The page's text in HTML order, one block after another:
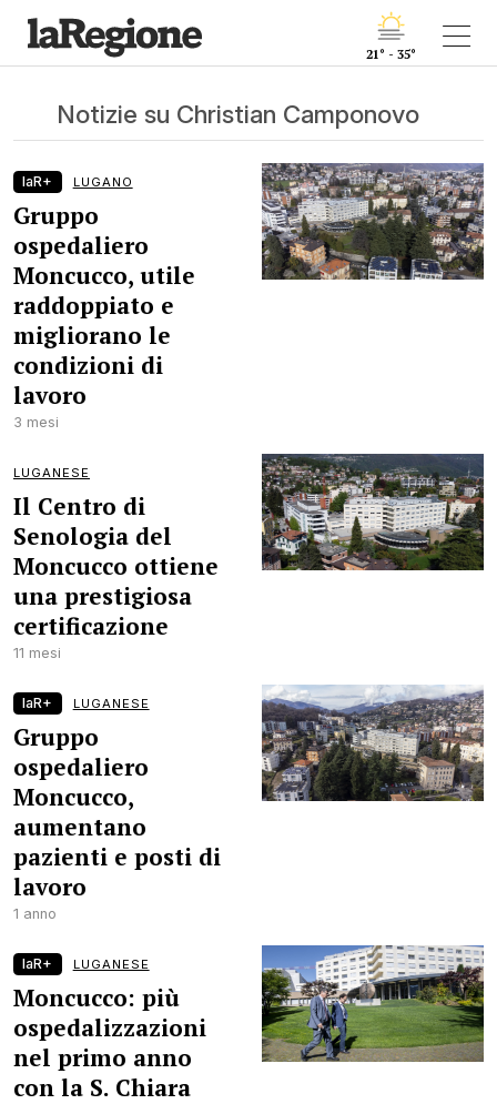
21° - 35°
Notizie su Christian Camponovo
laR+ LUGANO
Gruppo
ospedaliero
Moncucco, utile
raddoppiato e
migliorano le
condizioni di
lavoro
3 mesi
LUGANESE
Il Centro di
Senologia del
Moncucco ottiene
una prestigiosa
certificazione
11 mesi
laR+ LUGANESE
Gruppo
ospedaliero
Moncucco,
aumentano
pazienti e posti di
lavoro
1 anno
laR+ LUGANESE
Moncucco: più
ospedalizzazioni
nel primo anno
con la S. Chiara